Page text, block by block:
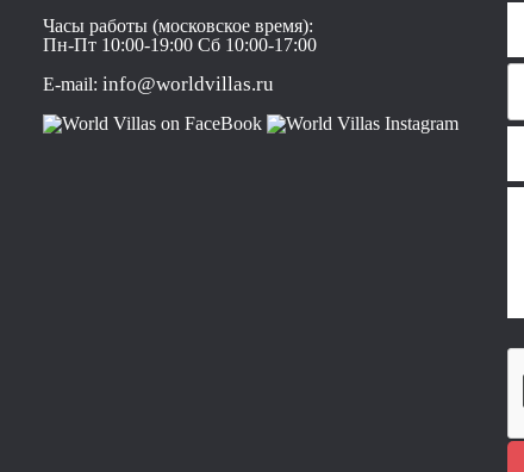
Часы работы (московское время):
Пн-Пт 10:00-19:00 Сб 10:00-17:00
E-mail: info@worldvillas.ru